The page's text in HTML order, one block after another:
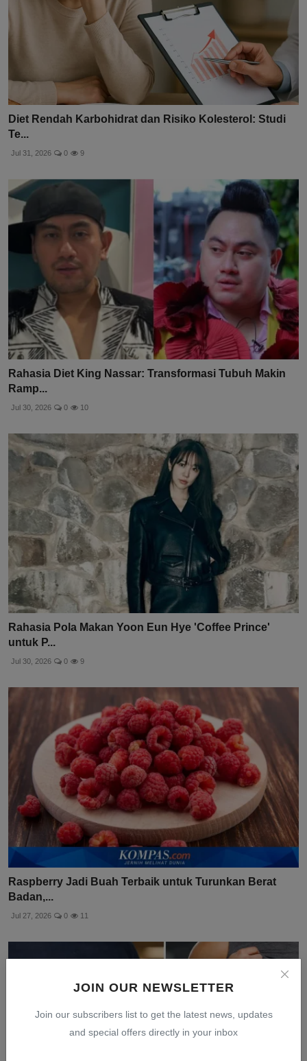
JOIN OUR NEWSLETTER
Join our subscribers list to get the latest news, updates
and special offers directly in your inbox
Diet Rendah Karbohidrat dan Risiko Kolesterol: Studi
Te...
Jul 31, 2026 0 9
Rahasia Diet King Nassar: Transformasi Tubuh Makin
Ramp...
Jul 30, 2026 0 10
Rahasia Pola Makan Yoon Eun Hye 'Coffee Prince'
untuk P...
Jul 30, 2026 0 9
Raspberry Jadi Buah Terbaik untuk Turunkan Berat
Badan,...
Jul 27, 2026 0 11